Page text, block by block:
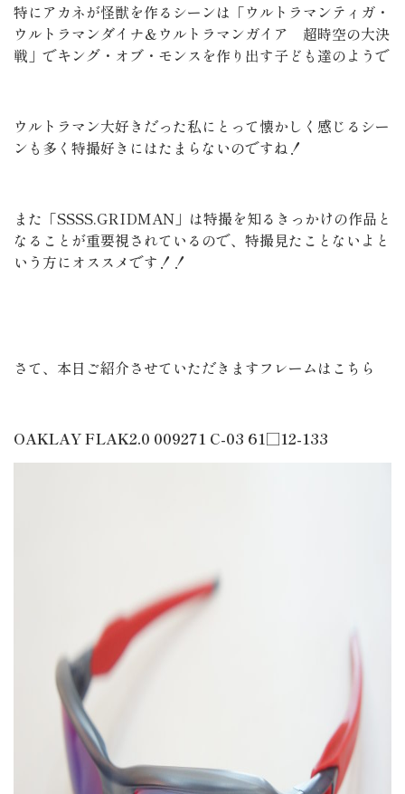
特にアカネが怪獣を作るシーンは「ウルトラマンティガ・
ウルトラマンダイナ＆ウルトラマンガイア 超時空の大決
戦」でキング・オブ・モンスを作り出す子ども達のようで
ウルトラマン大好きだった私にとって懐かしく感じるシー
ンも多く特撮好きにはたまらないのですね！
また「SSSS.GRIDMAN」は特撮を知るきっかけの作品と
なることが重要視されているので、特撮見たことないよと
いう方にオススメです！！
さて、本日ご紹介させていただきますフレームはこちら
OAKLAY FLAK2.0 009271 C-03 61□12-133